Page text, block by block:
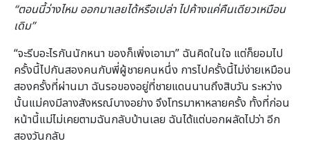
“ตอนนี้ว่างไหม ออกมาเลยได้หรือเปล่า ไปค้างแค่คืนเดียวเหมือน
เดิม”
“จะรีบอะไรกันนักหนา ของก็เพิ่งเอามา” ฉันคิดในใจ แต่ก็ยอมไป
ครั้งนี้ไปกันสองคนกับพี่ผู้ชายคนหนึ่ง การไปครั้งนี้ไม่ง่ายเหมือน
สองครั้งที่ผ่านมา ฉันรอของอยู่ที่ชายแดนนานถึงสิบวัน ระหว่าง
นั้นแม่คงมีลางสังหรณ์บางอย่าง จึงโทรมาหาหลายครั้ง ทั้งที่ก่อน
หน้านี้แม่ไม่เคยตามฉันกลับบ้านเลย ฉันได้แต่บอกผลัดไปว่า อีก
สองวันกลับ